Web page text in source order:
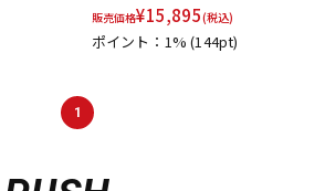
販売価格¥15,895(税込)
ポイント：1%(144pt)
1